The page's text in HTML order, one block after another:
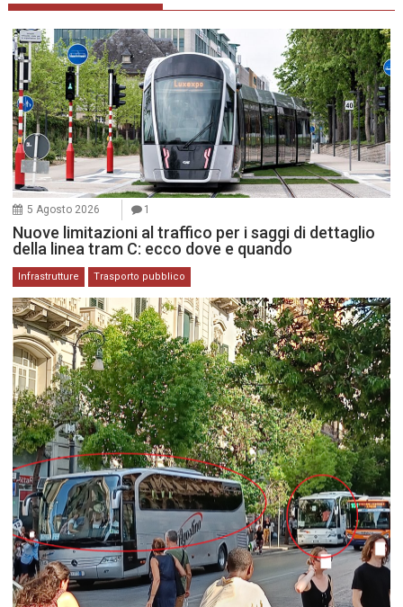
5 Agosto 2026 1
Nuove limitazioni al traffico per i saggi di dettaglio
della linea tram C: ecco dove e quando
Infrastrutture Trasporto pubblico